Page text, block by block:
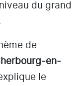
du grand
de
en-
le